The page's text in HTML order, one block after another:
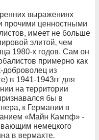
выражениях
прочими ценностными
имеет не больше
элитой, чем
1980-х годов. Сам он
примерно как
из
в 1941-1943гг для
на территории
бы в
к Германии в
«Майн Кампф» -
немецкого
в вермахте.